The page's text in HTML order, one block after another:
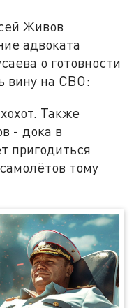
Живов
адвоката
о готовности
вину на СВО:
Также
- дока в
пригодиться
тому